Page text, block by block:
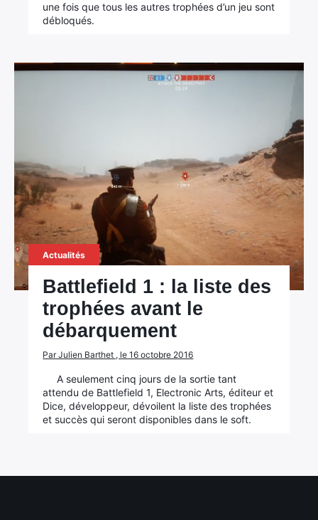
une fois que tous les autres trophées d’un jeu sont
débloqués.
Actualités
Battlefield 1 : la liste des
trophées avant le
débarquement
Par Julien Barthet , le 16 octobre 2016
A seulement cinq jours de la sortie tant
attendu de Battlefield 1, Electronic Arts, éditeur et
Dice, développeur, dévoilent la liste des trophées
et succès qui seront disponibles dans le soft.